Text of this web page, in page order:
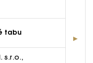
tabu
s.r.o.,